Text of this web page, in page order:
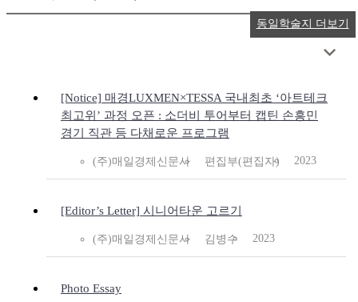
[Notice] 매경LUXMEN×TESSA 국내최초 ‘아트테크
최고위’ 과정 오픈 : 소더비 투어부터 캡틴 손흥민
경기 직관 등 다채로운 프로그램
(주)매일경제신문사 편집부(편집자) 2023
[Editor’s Letter] 시니어타운 고르기
(주)매일경제신문사 김병수 2023
Photo Essay
동일학술지 더보기